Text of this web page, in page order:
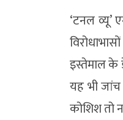
‘टनल व्यू’
इस्तेमाल के
यह भी
कोशिश तो